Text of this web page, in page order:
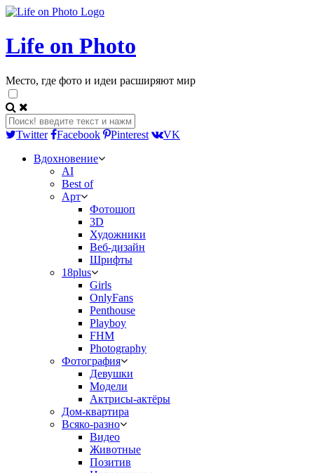
Life on Photo
Место, где фото и идеи расширяют мир
Twitter Facebook Pinterest
VK
Вдохновение
AI
Best of
Арт
Фотошоп
3D
Художники
Веб-дизайн
Шрифты
18plus
Girls
OnlyFans
Penthouse
Playboy
FHM
Photography
Фотография
Девушки
Модели
Актрисы-актёры
Дом-квартира
Всяко-разно
Видео
Животные
Позитив